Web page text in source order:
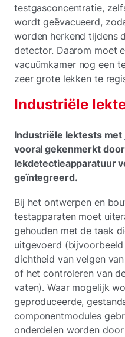
testgasconcentratie,
wordt geëvacueerd,
worden herkend tijdens
detector. Daarom moet
vacuümkamer nog een
zeer grote lekken te
Industriële
Industriële lektests met
vooral gekenmerkt
lekdetectieapparatuur
geïntegreerd.
Bij het ontwerpen en
testapparaten moet
gehouden met de taak
uitgevoerd
dichtheid van velgen
of het controleren van
vaten). Waar mogelijk
geproduceerde,
componentmodules
onderdelen worden